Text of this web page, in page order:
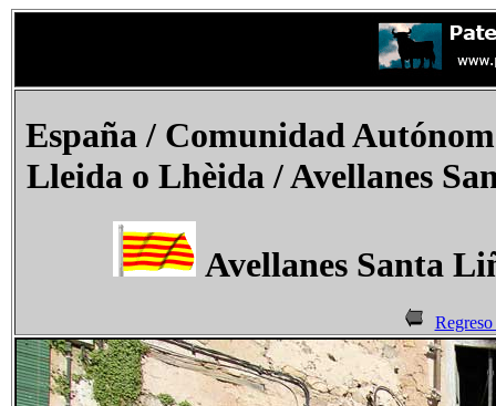
España/ Comunidad
Lleida o Lhèida /Avellanes
Avellanes Santa